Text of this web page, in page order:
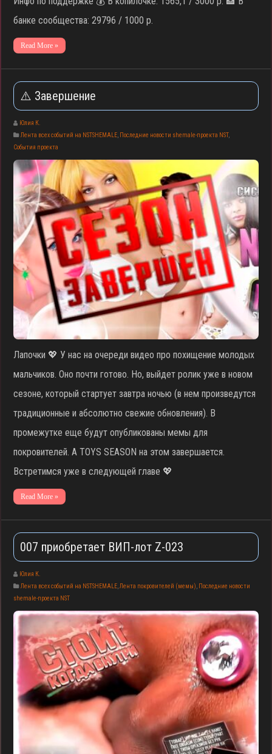
банке сообщества: 29796 / 1000 р.
Read More »
⚠️ Завершение
Юлия К.
Лента всех событий на NSTSHEMALE Последние новости shemale-проекта NST,
События проекта
Лапочки 💖 У нас на очереди видео про похищение молодых
мальчиков. Оно почти готово. Но, выйдет ролик уже в новом
сезоне, который стартует завтра ночью (в нем произведутся
традиционные и абсолютно свежие обновления). В
промежутке еще будут опубликованы мемы для
покровителей. А TOYS SEASON на этом завершается.
Встретимся уже в следующей главе 💖
Read More »
007 приобретает ВИП-лот Z-023
Юлия К.
Лента всех событий на NSTSHEMALE ,Лента покровителей (мемы)
Последние новости
shemale-проекта NST